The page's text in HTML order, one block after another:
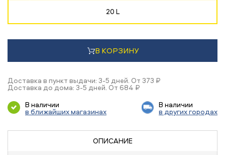
20 L
В КОРЗИНУ
Доставка в пункт выдачи: 3-5 дней. От 373 ₽
Доставка до дома: 3-5 дней. От 684 ₽
В наличии
в ближайших магазинах
В наличии
в других городах
ОПИСАНИЕ